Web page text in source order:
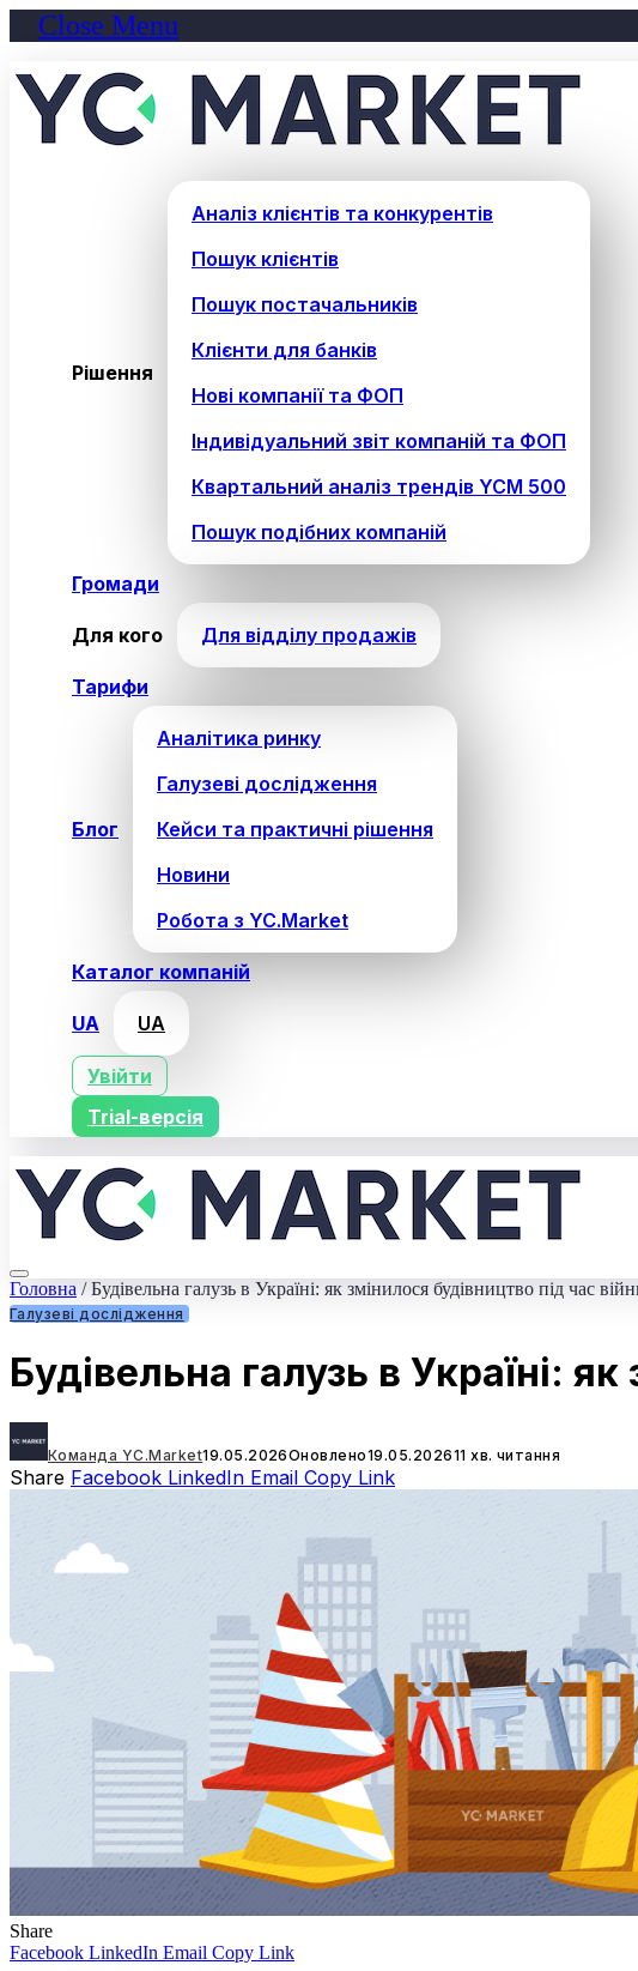
Close Menu
Рішення
Аналіз клієнтів та конкурентів
Пошук клієнтів
Пошук постачальників
Клієнти для банків
Нові компанії та ФОП
Індивідуальний звіт компаній та ФОП
Квартальний аналіз трендів YCM 500
Пошук подібних компаній
Громади
Для кого Для відділу продажів
Тарифи
Блог
Аналітика ринку
Галузеві дослідження
Кейси та практичні рішення
Новини
Робота з YC.Market
Каталог компаній
UA UA
Увійти
Trial-версія
Головна /Будівельна галузь в Україні: як змінилося будівництво під час
Галузеві дослідження
Будівельна галузь в Україні:
Команда YC.Market19.05.2026Оновлено19.05.202611 хв. читання
Share Facebook LinkedIn Email Copy Link
Share
Facebook LinkedIn Email Copy Link